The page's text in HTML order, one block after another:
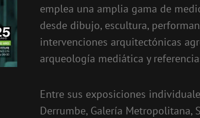
emplea una amplia gama de
desde dibujo, escultura,
intervenciones arquitectónicas
arqueología mediática y
Entre sus exposiciones
Derrumbe, Galería Metropolitana,